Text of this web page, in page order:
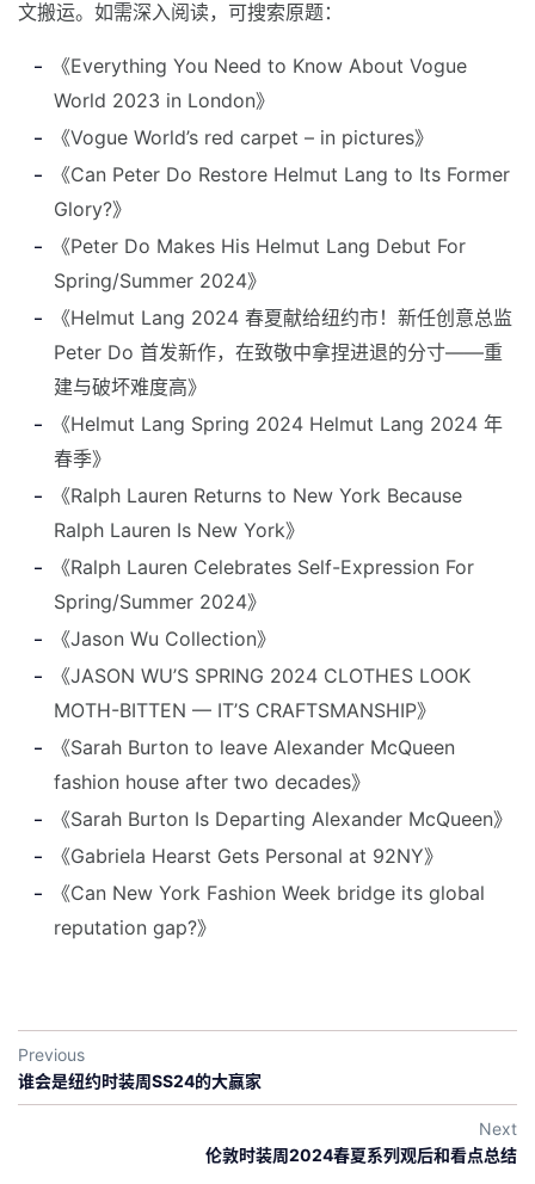
文搬运。如需深入阅读，可搜索原题：
《Everything You Need to Know About Vogue
World 2023 in London》
《Vogue World’s red carpet – in pictures》
《Can Peter Do Restore Helmut Lang to Its Former
Glory?》
《Peter Do Makes His Helmut Lang Debut For
Spring/Summer 2024》
《Helmut Lang 2024 春夏献给纽约市！新任创意总监
Peter Do 首发新作，在致敬中拿捏进退的分寸——重
建与破坏难度高》
《Helmut Lang Spring 2024 Helmut Lang 2024 年
春季》
《Ralph Lauren Returns to New York Because
Ralph Lauren Is New York》
《Ralph Lauren Celebrates Self-Expression For
Spring/Summer 2024》
《Jason Wu Collection》
《JASON WU’S SPRING 2024 CLOTHES LOOK
MOTH-BITTEN — IT’S CRAFTSMANSHIP》
《Sarah Burton to leave Alexander McQueen
fashion house after two decades》
《Sarah Burton Is Departing Alexander McQueen》
《Gabriela Hearst Gets Personal at 92NY》
《Can New York Fashion Week bridge its global
reputation gap?》
Previous
谁会是纽约时装周SS24的大赢家
Next
伦敦时装周2024春夏系列观后和看点总结